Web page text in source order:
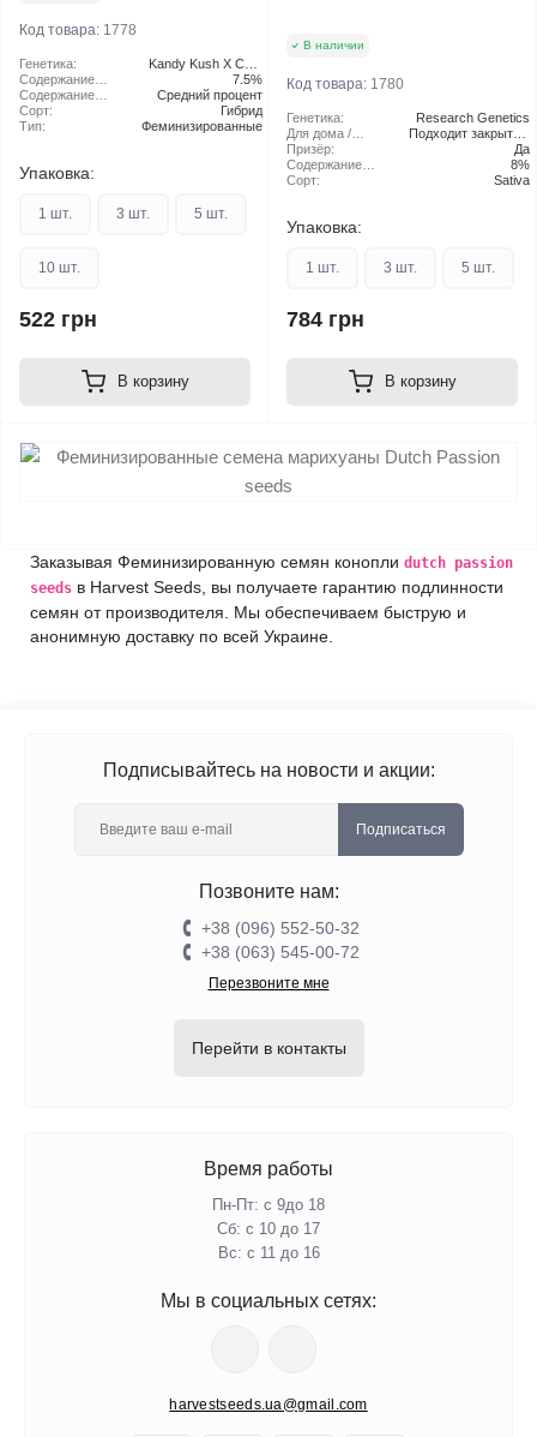
Код товара: 1778
Генетика:
Kandy Kush X CBD
dominant variety
Содержание
CBD:
7.5%
Содержание
ТГК:
Средний процент
Сорт:
Гибрид
Тип:
Феминизированные
Упаковка:
1 шт. 3 шт. 5 шт.
10 шт.
522 грн
В корзину
В наличии
Код товара: 1780
Генетика:
Research Genetics
Для дома /
улицы:
Подходит закрытый
грунт
Призёр:
Да
Содержание
ТГК:
8%
Сорт:
Sativa
Упаковка:
1 шт. 3 шт. 5 шт.
784 грн
В корзину
Заказывая Феминизированную семян конопли dutch passion
seeds в Harvest Seeds, вы получаете гарантию подлинности
семян от производителя. Мы обеспечиваем быструю и
анонимную доставку по всей Украине.
Подписывайтесь на новости и акции:
Подписаться
Позвоните нам:
+38 (096) 552-50-32
+38 (063) 545-00-72
Перезвоните мне
Перейти в контакты
Время работы
Пн-Пт: с 9до 18
Сб: с 10 до 17
Вс: с 11 до 16
Мы в социальных сетях:
harvestseeds.ua@gmail.com